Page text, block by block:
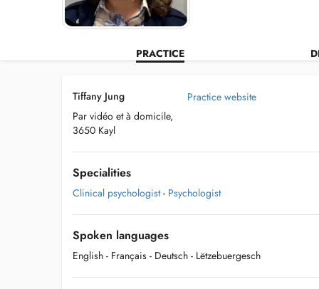
PRACTICE
Tiffany Jung
Par vidéo et à domicile,
3650 Kayl
Practice website
Specialities
Clinical psychologist - Psychologist
Spoken languages
English - Français - Deutsch - Lëtzebuergesch